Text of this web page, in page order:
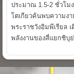
ประมาณ 1.5-2 ชั่วโม
โตเกียวค้นพบความง
พระราชวังอิมพีเรียล
พลังงานของสี่แยกชิบุ